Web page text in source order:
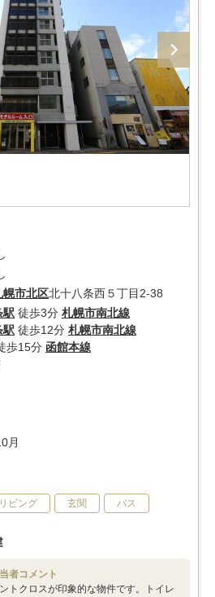
幌市北区北十八条西５丁目2-38
駅 徒歩3分 札幌市南北線
駅 徒歩12分 札幌市南北線
歩15分 函館本線
月
リビング 玄関 バス
者コメント
トクロスが印象的な物件です。トイレ